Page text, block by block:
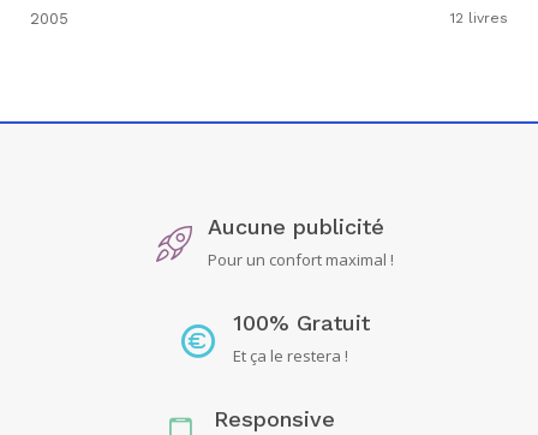
2005 12 livres
Aucune publicité
Pour un confort maximal !
100% Gratuit
Et ça le restera !
Responsive